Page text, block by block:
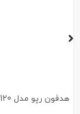
هدفون رپو مدل H120